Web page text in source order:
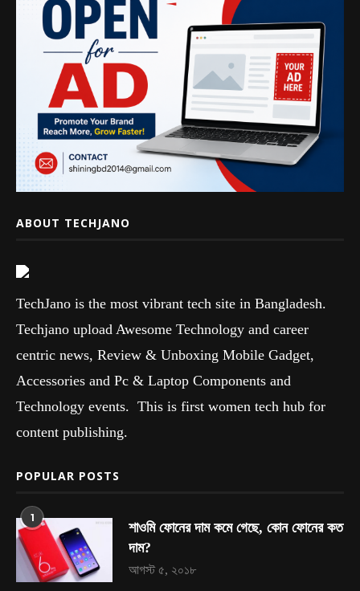
ABOUT TECHJANO
TechJano is the most vibrant tech site in Bangladesh.
Techjano upload Awesome Technology and career
centric news, Review & Unboxing Mobile Gadget,
Accessories and Pc & Laptop Components and
Technology events. This is first women tech hub for
content publishing.
POPULAR POSTS
1
শাওমি ফোনের দাম কমে গেছে, কোন ফোনের কত
দাম?
আগস্ট ৫, ২০১৮